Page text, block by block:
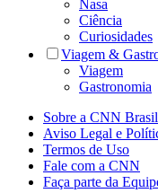
Nasa
Ciência
Curiosidades
Viagem &
Viagem
Gastronomia
Sobre a CNN Brasil
Aviso Legal e
Termos de Uso
Fale com a CNN
Faça parte da